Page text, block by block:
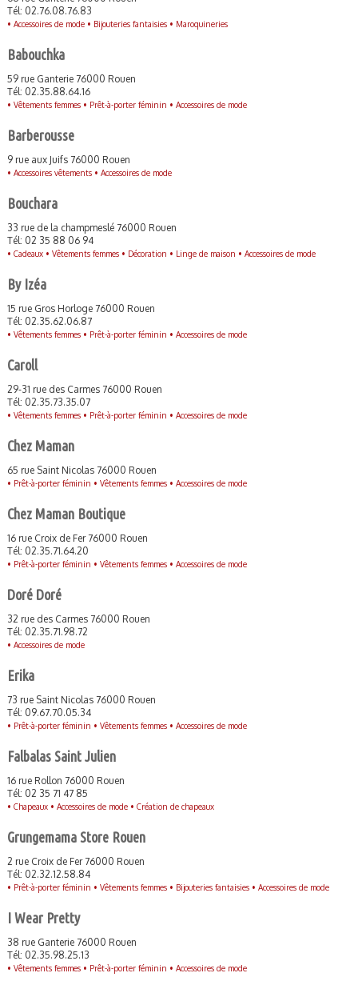
Tél: 02.76.08.76.83
• Accessoires de mode • Bijouteries fantaisies • Maroquineries
Babouchka
59 rue Ganterie 76000 Rouen
Tél: 02.35.88.64.16
• Vêtements femmes • Prêt-à-porter féminin • Accessoires de mode
Barberousse
9 rue aux Juifs 76000 Rouen
• Accessoires vêtements • Accessoires de mode
Bouchara
33 rue de la champmeslé 76000 Rouen
Tél: 02 35 88 06 94
• Cadeaux • Vêtements femmes • Décoration • Linge de maison • Accessoires de mode
By Izéa
15 rue Gros Horloge 76000 Rouen
Tél: 02.35.62.06.87
• Vêtements femmes • Prêt-à-porter féminin • Accessoires de mode
Caroll
29-31 rue des Carmes 76000 Rouen
Tél: 02.35.73.35.07
• Vêtements femmes • Prêt-à-porter féminin • Accessoires de mode
Chez Maman
65 rue Saint Nicolas 76000 Rouen
• Prêt-à-porter féminin • Vêtements femmes • Accessoires de mode
Chez Maman Boutique
16 rue Croix de Fer 76000 Rouen
Tél: 02.35.71.64.20
• Prêt-à-porter féminin • Vêtements femmes • Accessoires de mode
Doré Doré
32 rue des Carmes 76000 Rouen
Tél: 02.35.71.98.72
• Accessoires de mode
Erika
73 rue Saint Nicolas 76000 Rouen
Tél: 09.67.70.05.34
• Prêt-à-porter féminin • Vêtements femmes • Accessoires de mode
Falbalas Saint Julien
16 rue Rollon 76000 Rouen
Tél: 02 35 71 47 85
• Chapeaux • Accessoires de mode • Création de chapeaux
Grungemama Store Rouen
2 rue Croix de Fer 76000 Rouen
Tél: 02.32.12.58.84
• Prêt-à-porter féminin • Vêtements femmes • Bijouteries fantaisies • Accessoires de mode
I Wear Pretty
38 rue Ganterie 76000 Rouen
Tél: 02.35.98.25.13
• Vêtements femmes • Prêt-à-porter féminin • Accessoires de mode